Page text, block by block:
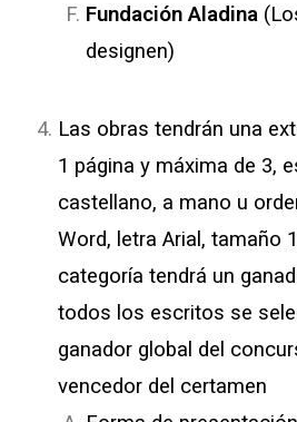
Fundación Aladina
designen)
Las obras tendrán una
1 página y máxima de 3,
castellano, a mano u
Word, letra Arial, tamaño
categoría tendrá un
todos los escritos se
ganador global del
vencedor del certamen